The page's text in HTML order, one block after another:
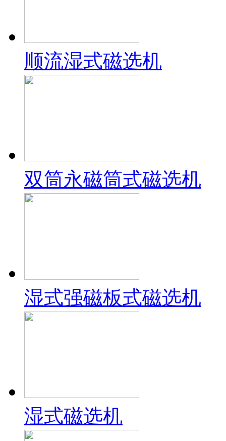
顺流湿式磁选机
双筒永磁筒式磁选机
湿式强磁板式磁选机
湿式磁选机